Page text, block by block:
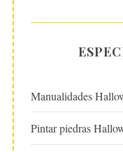
Manualidades
Pintar piedras